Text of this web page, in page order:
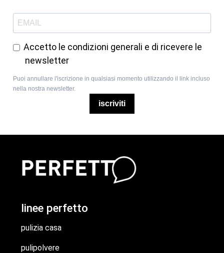
Accetto le condizioni generali e di ricevere le
newsletter
Puoi annullare l'iscrizione in qualsiasi momento utilizzando il link incluso
nella nostra newsletter.
iscriviti
linee perfetto
pulizia casa
pulipolvere